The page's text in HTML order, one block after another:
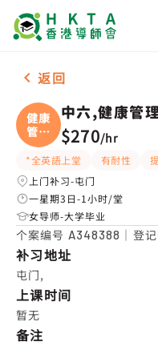
女-1名 中六,健康管理
返回
健康
管理
与
中六,健康管
$270/hr
*全英語上堂 有耐性
上门补习-屯门
一星期3日-1小时/堂
女导师-大学毕业
个案编号 A348388 ｜登
补习地址
屯门,
上课时间
暂无
备注